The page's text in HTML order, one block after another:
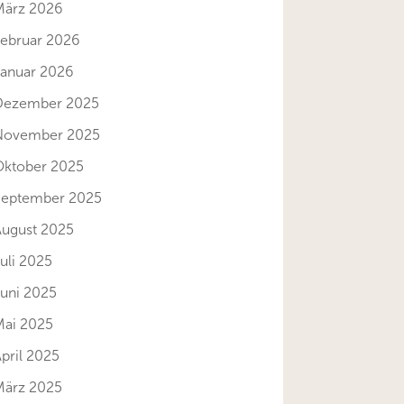
2026
2026
2026
2025
2025
2025
2025
2025
2025
2025
2025
2025
2025